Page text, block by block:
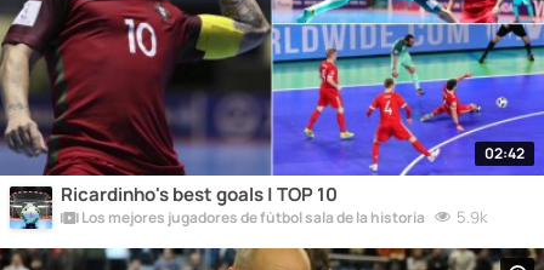
02:42
Ricardinho's best goals | TOP 10
Los mejores jugadores de fútbol sala de la historia 5.9k